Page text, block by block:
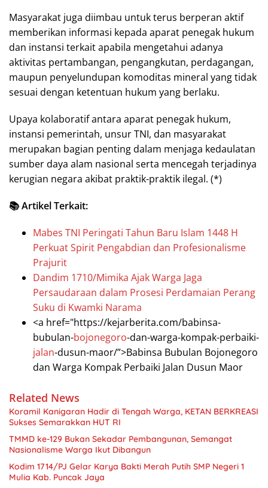
Masyarakat juga diimbau untuk terus berperan aktif
memberikan informasi kepada aparat penegak hukum
dan instansi terkait apabila mengetahui adanya
aktivitas pertambangan, pengangkutan, perdagangan,
maupun penyelundupan komoditas mineral yang tidak
sesuai dengan ketentuan hukum yang berlaku.
Upaya kolaboratif antara aparat penegak hukum,
instansi pemerintah, unsur TNI, dan masyarakat
merupakan bagian penting dalam menjaga kedaulatan
sumber daya alam nasional serta mencegah terjadinya
kerugian negara akibat praktik-praktik ilegal. (*)
📚 Artikel Terkait:
Mabes TNI Peringati Tahun Baru Islam 1448 H
Perkuat Spirit Pengabdian dan Profesionalisme
Prajurit
Dandim 1710/Mimika Ajak Warga Jaga
Persaudaraan dalam Prosesi Perdamaian Perang
Suku di Kwamki Narama
<a href="https://kejarberita.com/babinsa-
bubulan-bojonegoro-dan-warga-kompak-perbaiki-
jalan-dusun-maor/”>Babinsa Bubulan Bojonegoro
dan Warga Kompak Perbaiki Jalan Dusun Maor
Related News
Koramil Kanigaran Hadir di Tengah Warga, KETAN BERKREASI
Sukses Semarakkan HUT RI
TMMD ke-129 Bukan Sekadar Pembangunan, Semangat
Nasionalisme Warga Ikut Dibangun
Kodim 1714/PJ Gelar Karya Bakti Merah Putih SMP Negeri 1
Mulia Kab. Puncak Jaya